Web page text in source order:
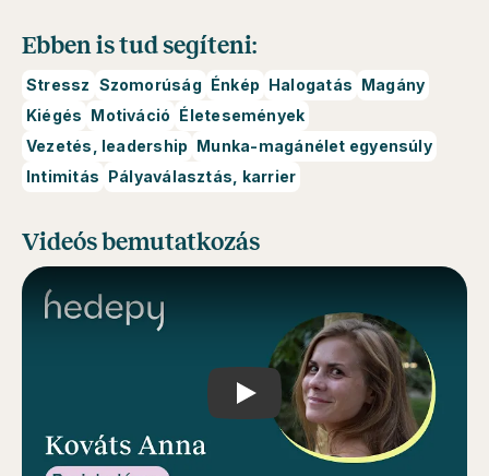
Ebben is tud segíteni:
Stressz Szomorúság Énkép Halogatás Magány
Kiégés Motiváció Életesemények
Vezetés, leadership Munka-magánélet egyensúly
Intimitás Pályaválasztás, karrier
Videós bemutatkozás
Play